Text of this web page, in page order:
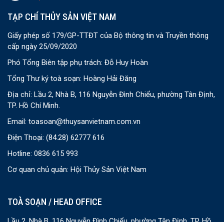
TẠP CHÍ THỦY SẢN VIỆT NAM
Giấy phép số 179/GP-TTĐT của Bộ thông tin và Truyền thông
cấp ngày 25/09/2020
Phó Tổng Biên tập phụ trách: Đỗ Huy Hoàn
Tổng Thư ký toà soạn: Hoàng Hải Đăng
Địa chỉ: Lầu 2, Nhà B, 116 Nguyễn Đình Chiểu, phường Tân Định,
TP. Hồ Chí Minh.
Email: toasoan@thuysanvietnam.com.vn
Điện Thoại: (84.28) 62777 616
Hotline: 0836 615 993
Cơ quan chủ quản: Hội Thủy Sản Việt Nam
TOÀ SOẠN / HEAD OFFICE